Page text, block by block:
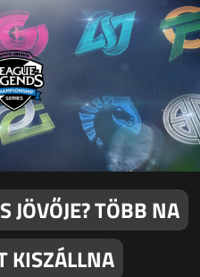
JÖVŐJE? TÖBB NA
KISZÁLLNA